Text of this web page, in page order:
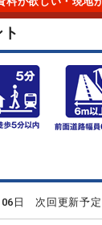
日 次回更新予定